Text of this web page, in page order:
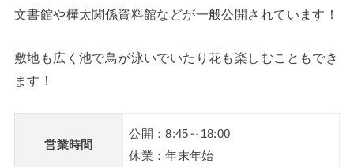
文書館や樺太関係資料館などが一般公開されています！
敷地も広く池で鳥が泳いでいたり花も楽しむこともでき
ます！
営業時間
公開：8:45～18:00
休業：年末年始